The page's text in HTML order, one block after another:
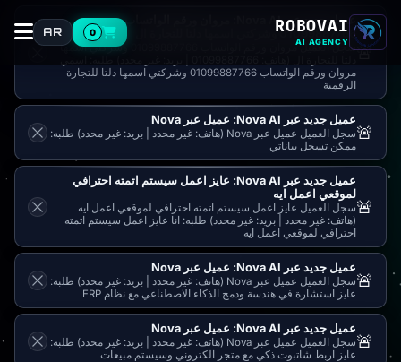
🚨
عميل جديد عبر Nova AI: مروان ورقم الواتساب
01099887766 وشركتي اسمها دلتا للتجارة ال
سجل العميل مروان ورقم الواتساب 01099887766 وشركتي اسمها
مروان ورقم الواتساب 01099887766 وشركتي اسمها دلتا للتجارة
الرقمية
🚨
عميل جديد عبر Nova AI: عميل عبر Nova
سجل العميل عميل عبر Nova (هاتف: غير محدد | بريد: غير محدد) طلبه:
ممكن تسجل بياناتي
🚨
عميل جديد عبر Nova AI: عايز اعمل سيستم اتمته احترافي
لموقعي اعمل ايه
سجل العميل عايز اعمل سيستم اتمته احترافي لموقعي اعمل ايه
(هاتف: غير محدد | بريد: غير محدد) طلبه: انا عايز اعمل سيستم اتمته
احترافي لموقعي اعمل ايه
🚨
عميل جديد عبر Nova AI: عميل عبر Nova
سجل العميل عميل عبر Nova (هاتف: غير محدد | بريد: غير محدد) طلبه:
عايز استشارة في هندسة ودمج الذكاء الاصطناعي مع نظام ERP
🚨
عميل جديد عبر Nova AI: عميل عبر Nova
سجل العميل عميل عبر Nova (هاتف: غير محدد | بريد: غير محدد) طلبه:
عايز اربط شاتبوت ذكي مع متجر الكتروني وسيستم مبيعات
ROBOVAI
AI AGENCY
0
AR